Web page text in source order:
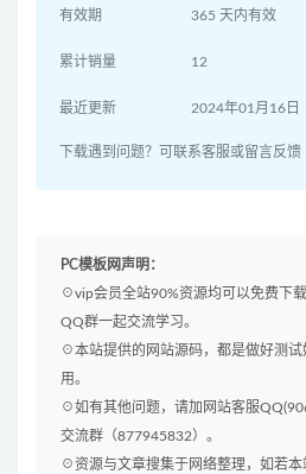
有效期 365 天内有效
累计销量 12
最近更新 2024年01月16日
下载遇到问题？可联系客服或留言反馈
PC模板网声明：
☉vip会员全站90%资源均可以免费下
QQ群一起交流学习。
☉本站提供的网站源码，都是做好测
用。
☉如有其他问题，请加网站客服
交流群（877945832）。
☉资源与文章搜集于网络整理，如若